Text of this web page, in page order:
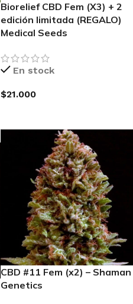
Biorelief CBD Fem (X3) + 2
edición limitada (REGALO)
Medical Seeds
En stock
$21.000
CBD #11 Fem (x2) – Shaman
Genetics